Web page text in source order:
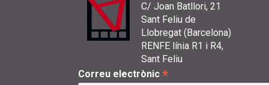
C/ Joan Batllori, 21
Sant Feliu de
Llobregat (Barcelona)
RENFE línia R1 i R4,
Sant Feliu
Correu electrònic *